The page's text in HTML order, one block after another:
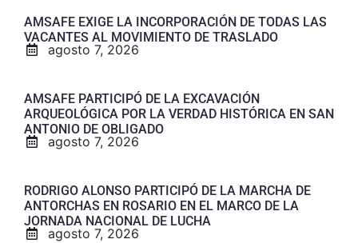
AMSAFE EXIGE LA INCORPORACIÓN DE TODAS LAS
VACANTES AL MOVIMIENTO DE TRASLADO
agosto 7, 2026
AMSAFE PARTICIPÓ DE LA EXCAVACIÓN
ARQUEOLÓGICA POR LA VERDAD HISTÓRICA EN SAN
ANTONIO DE OBLIGADO
agosto 7, 2026
RODRIGO ALONSO PARTICIPÓ DE LA MARCHA DE
ANTORCHAS EN ROSARIO EN EL MARCO DE LA
JORNADA NACIONAL DE LUCHA
agosto 7, 2026